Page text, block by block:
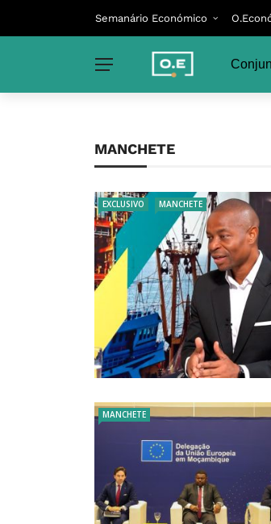
Semanário Económico
MANCHETE
EXCLUSIVO MANCHETE
MANCHETE